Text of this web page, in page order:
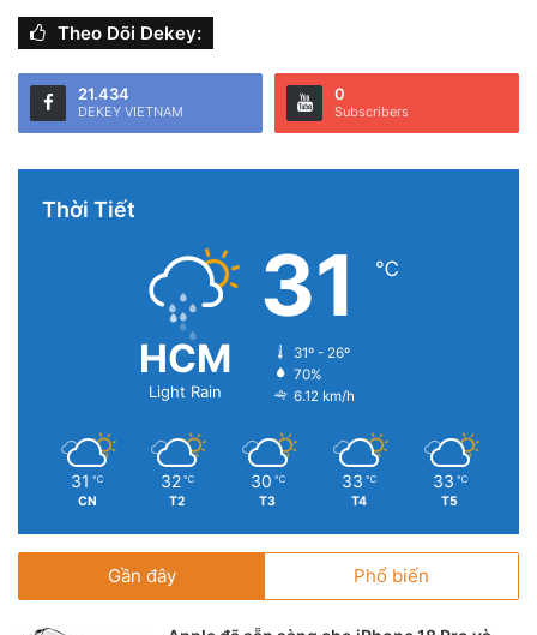
Theo Dõi Dekey:
21.434
DEKEY VIETNAM
0
Subscribers
Thời Tiết
HCM
Light Rain
31 ℃
31º - 26º
70%
6.12 km/h
31 ℃
CN
32 ℃
T2
30 ℃
T3
33 ℃
T4
33 ℃
T5
Gần đây Phổ biến